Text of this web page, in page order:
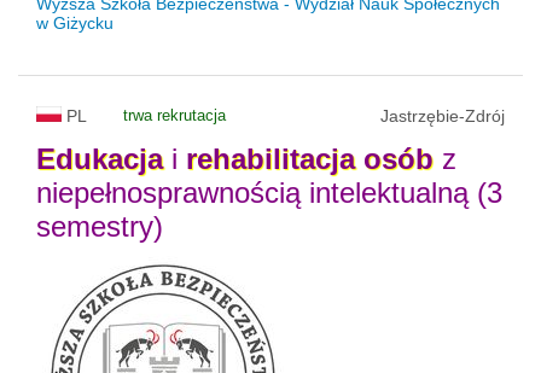
w Giżycku
PL trwa rekrutacja Jastrzębie-Zdrój
Edukacjai rehabilitacja osób z
niepełnosprawnością intelektualną (3
semestry)